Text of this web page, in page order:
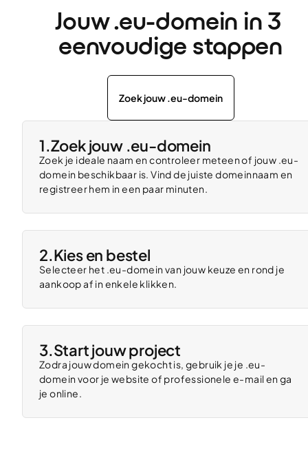
Jouw .eu-domein in 3
eenvoudige stappen
Zoek jouw .eu-domein
1.Zoek jouw .eu-domein
Zoek je ideale naam en controleer meteen of jouw .eu-
domein beschikbaar is. Vind de juiste domeinnaam en
registreer hem in een paar minuten.
2.Kies en bestel
Selecteer het .eu-domein van jouw keuze en rond je
aankoop af in enkele klikken.
3.Start jouw project
Zodra jouw domein gekocht is, gebruik je je .eu-
domein voor je website of professionele e-mail en ga
je online.